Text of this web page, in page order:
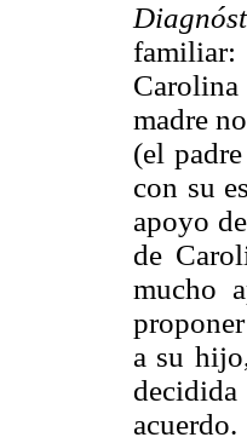
madre
(el
con su
apoyo
de
mucho
a su
acuerdo.